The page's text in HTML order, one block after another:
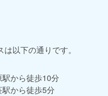
以下の通りです。
から徒歩10分
から徒歩5分